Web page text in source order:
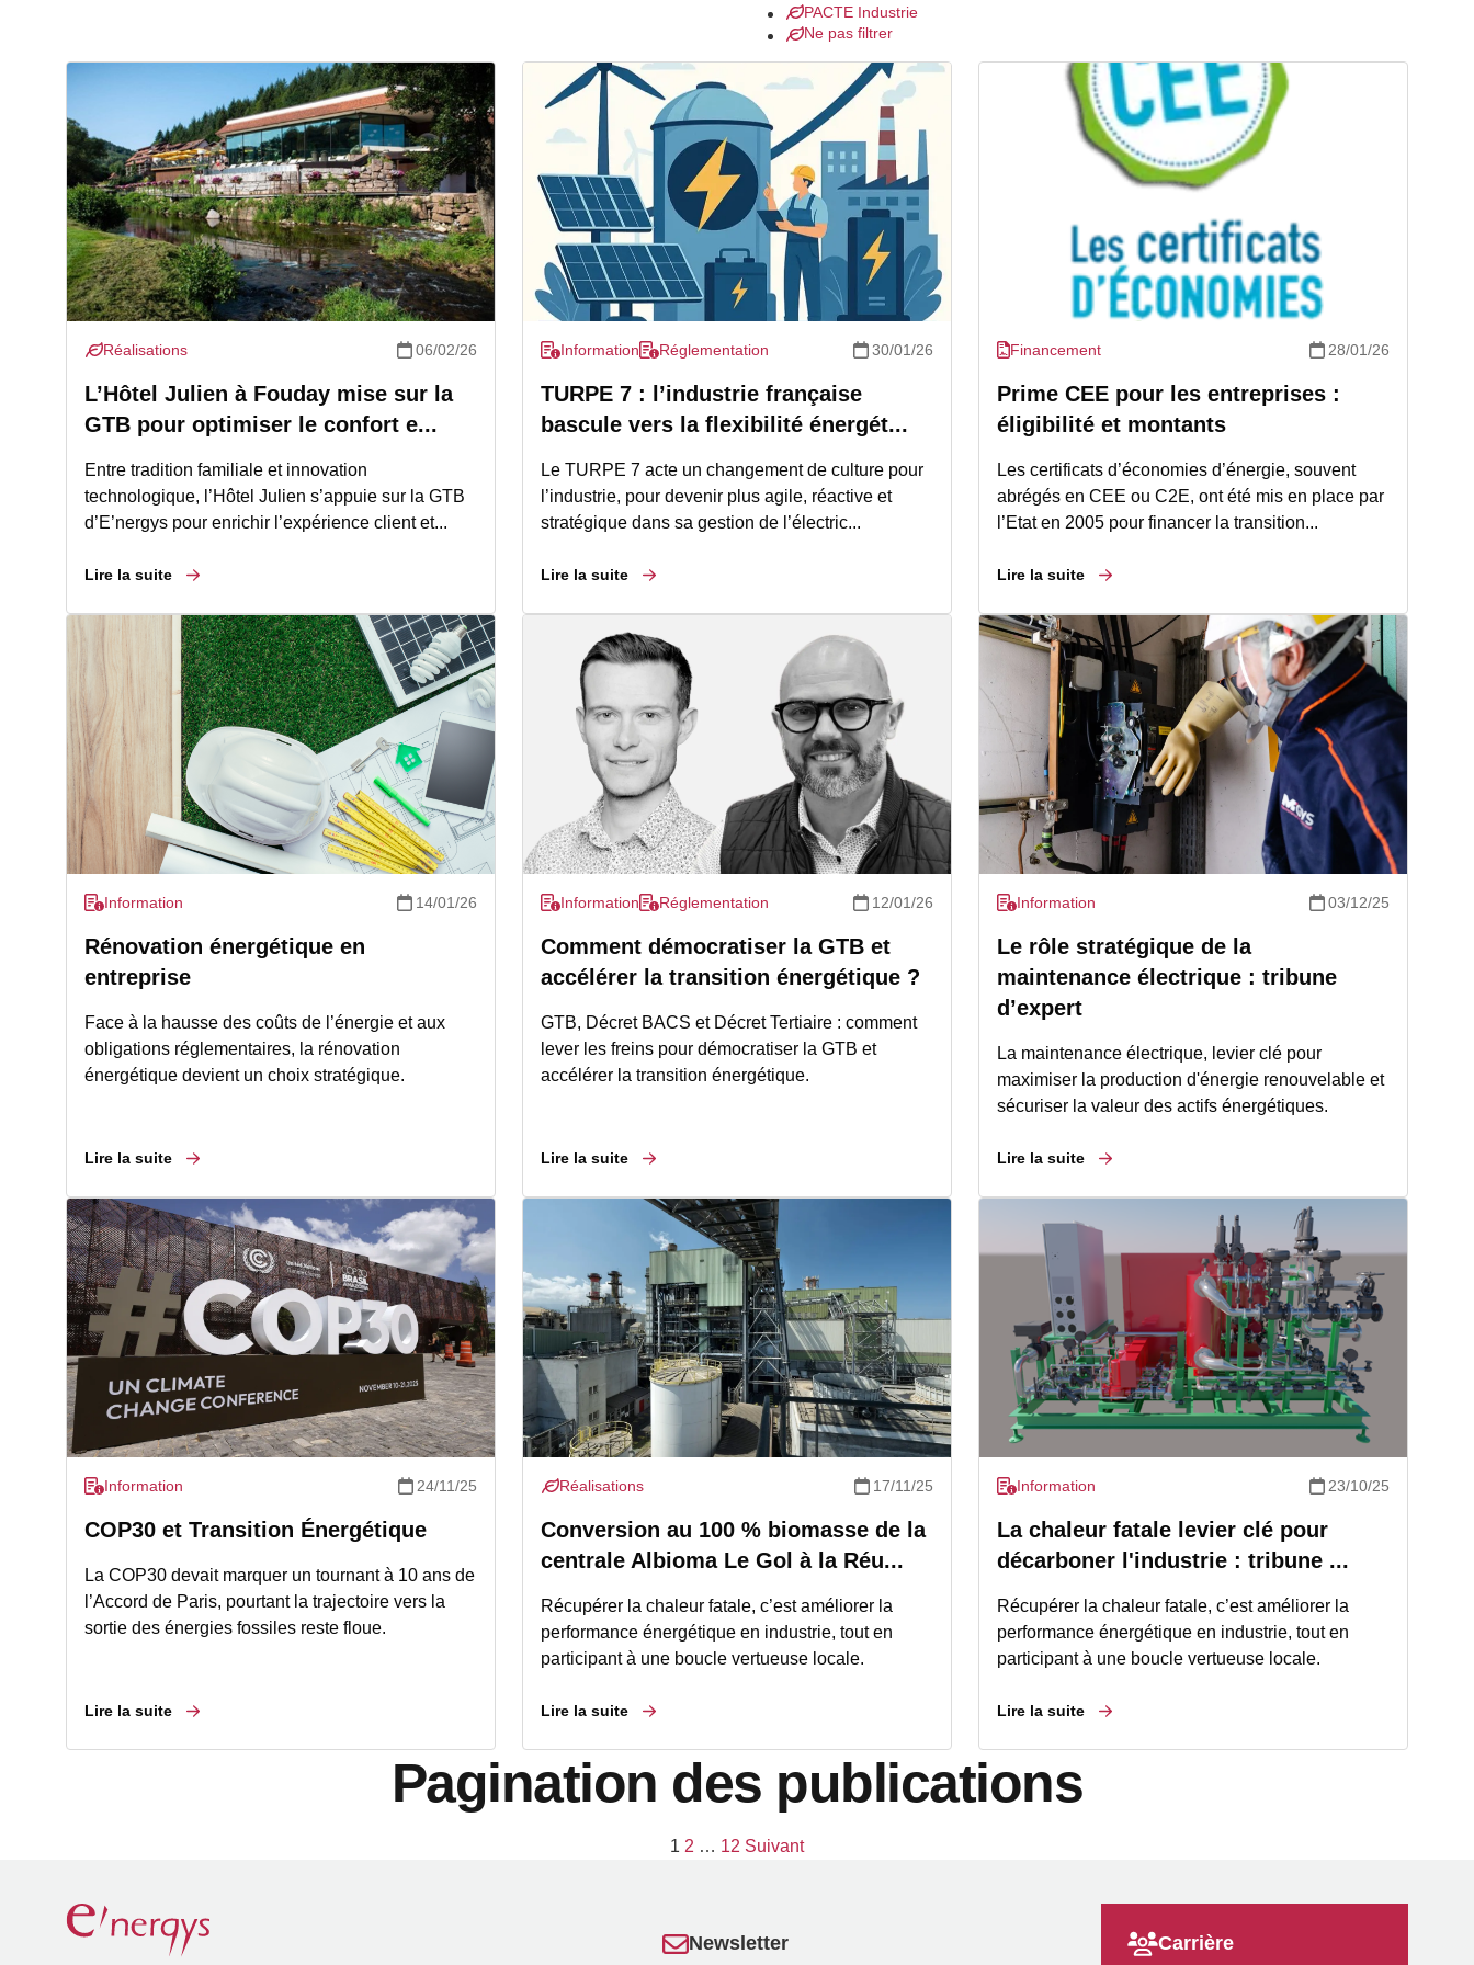
PACTE Industrie
Ne pas filtrer
Réalisations 06/02/26
L’Hôtel Julien à Fouday mise sur la
GTB pour optimiser le confort e...
Entre tradition familiale et innovation
technologique, l’Hôtel Julien s’appuie sur la GTB
d’E’nergys pour enrichir l’expérience client et...
Lire la suite
Information Réglementation 30/01/26
TURPE 7 : l’industrie française
bascule vers la flexibilité énergét...
Le TURPE 7 acte un changement de culture pour
l’industrie, pour devenir plus agile, réactive et
stratégique dans sa gestion de l’électric...
Lire la suite
Financement 28/01/26
Prime CEE pour les entreprises :
éligibilité et montants
Les certificats d’économies d’énergie, souvent
abrégés en CEE ou C2E, ont été mis en place par
l’Etat en 2005 pour financer la transition...
Lire la suite
Information 14/01/26
Rénovation énergétique en
entreprise
Face à la hausse des coûts de l’énergie et aux
obligations réglementaires, la rénovation
énergétique devient un choix stratégique.
Lire la suite
Information Réglementation 12/01/26
Comment démocratiser la GTB et
accélérer la transition énergétique ?
GTB, Décret BACS et Décret Tertiaire : comment
lever les freins pour démocratiser la GTB et
accélérer la transition énergétique.
Lire la suite
Information 03/12/25
Le rôle stratégique de la
maintenance électrique : tribune
d’expert
La maintenance électrique, levier clé pour
maximiser la production d'énergie renouvelable et
sécuriser la valeur des actifs énergétiques.
Lire la suite
Information 24/11/25
COP30 et Transition Énergétique
La COP30 devait marquer un tournant à 10 ans de
l’Accord de Paris, pourtant la trajectoire vers la
sortie des énergies fossiles reste floue.
Lire la suite
Réalisations 17/11/25
Conversion au 100 % biomasse de la
centrale Albioma Le Gol à la Réu...
Récupérer la chaleur fatale, c’est améliorer la
performance énergétique en industrie, tout en
participant à une boucle vertueuse locale.
Lire la suite
Information 23/10/25
La chaleur fatale levier clé pour
décarboner l'industrie : tribune ...
Récupérer la chaleur fatale, c’est améliorer la
performance énergétique en industrie, tout en
participant à une boucle vertueuse locale.
Lire la suite
Pagination des publications
1 2 … 12 Suivant
Newsletter Carrière